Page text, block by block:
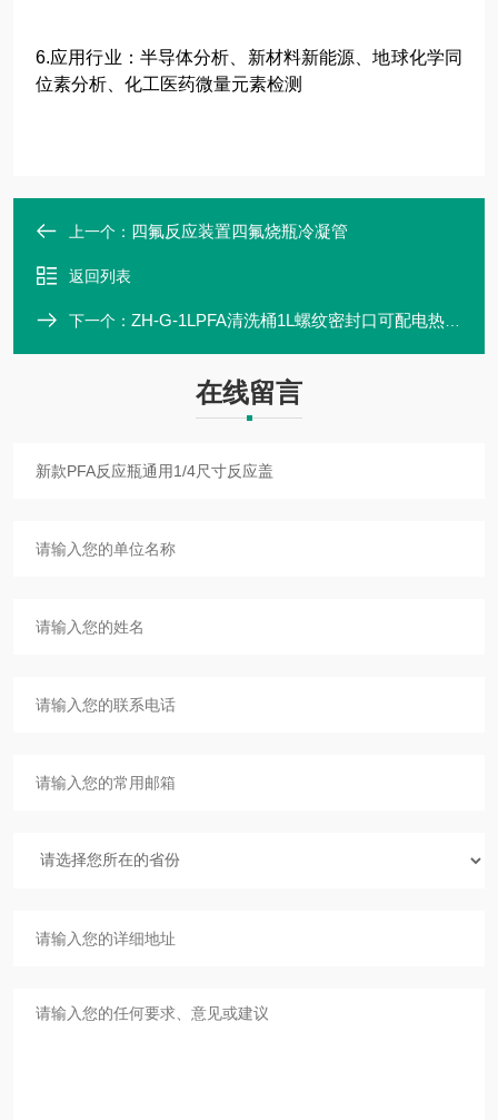
6.应用行业：半导体分析、新材料新能源、地球化学同
位素分析、化工医药微量元素检测
上一个： 四氟反应装置四氟烧瓶冷凝管
返回列表
下一个： ZH-G-1LPFA清洗桶1L螺纹密封口可配电热板加热
在线留言